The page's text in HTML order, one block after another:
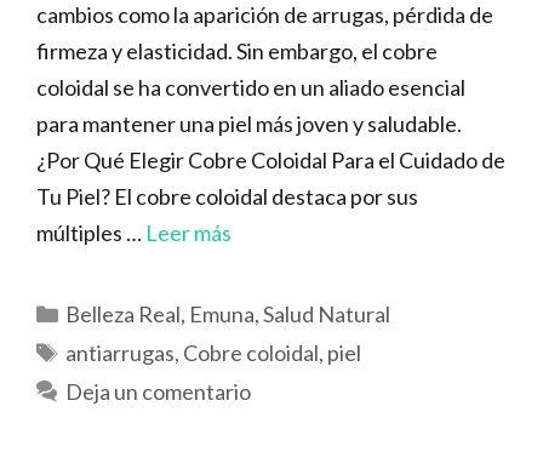
cambios como la aparición de arrugas, pérdida de
firmeza y elasticidad. Sin embargo, el cobre
coloidal se ha convertido en un aliado esencial
para mantener una piel más joven y saludable.
¿Por Qué Elegir Cobre Coloidal Para el Cuidado de
Tu Piel? El cobre coloidal destaca por sus
múltiples … Leer más
Categorías
Belleza Real, Emuna,Salud Natural
Etiquetas
antiarrugas, Cobre coloidal, piel
Deja un comentario